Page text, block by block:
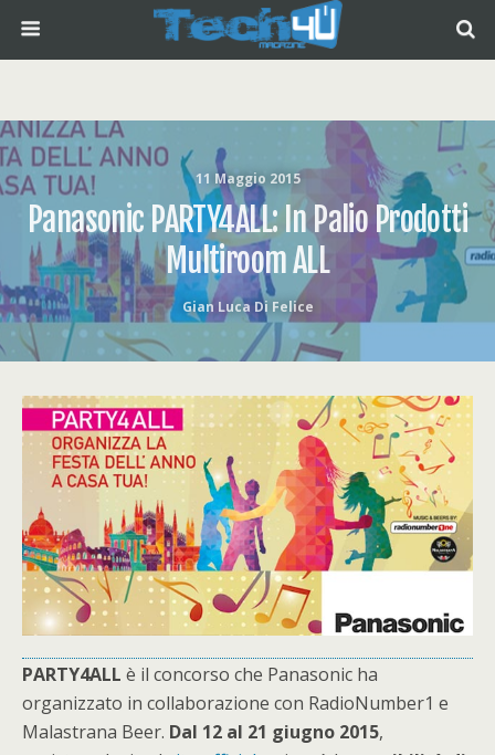
11 Maggio 2015
Panasonic PARTY4ALL: In Palio Prodotti
Multiroom ALL
Gian Luca Di Felice
PARTY4ALL è il concorso che Panasonic ha
organizzato in collaborazione con RadioNumber1 e
Malastrana Beer. Dal 12 al 21 giugno 2015,